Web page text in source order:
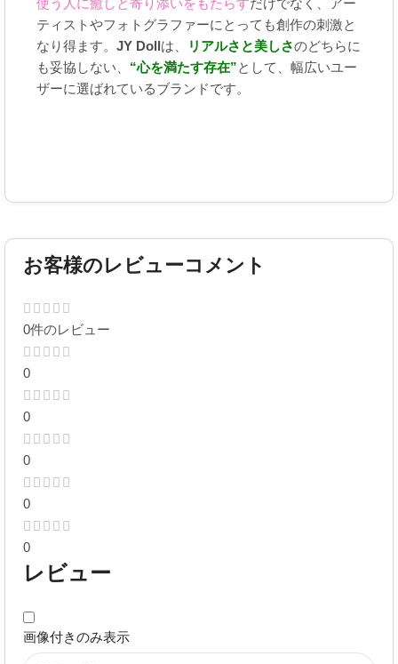
使う人に癒しと寄り添いをもたらすだけでなく、アー
ティストやフォトグラファーにとっても創作の刺激と
なり得ます。 JY Dollは、 リアルさと美しさのどちらに
も妥協しない、 “心を満たす存在”として、幅広いユー
ザーに選ばれているブランドです。
お客様のレビューコメント
0件のレビュー
0
0
0
0
0
レビュー
画像付きのみ表示